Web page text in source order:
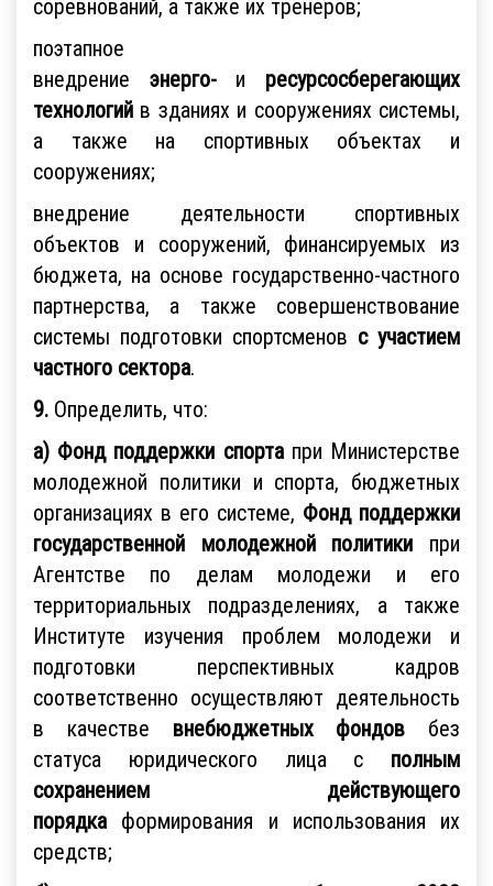
соревнований, а также их тренеров;
поэтапное
внедрение энерго- и ресурсосберегающих
технологий в зданиях и сооружениях системы,
а также на спортивных объектах и
сооружениях;
внедрение деятельности спортивных
объектов и сооружений, финансируемых из
бюджета, на основе государственно-частного
партнерства, а также совершенствование
системы подготовки спортсменов с участием
частного сектора.
9. Определить, что:
а) Фонд поддержки спортапри Министерстве
молодежной политики и спорта, бюджетных
организациях в его системе, Фонд поддержки
государственной молодежной политики при
Агентстве по делам молодежи и его
территориальных подразделениях, а также
Институте изучения проблем молодежи и
подготовки перспективных кадров
соответственно осуществляют деятельность
в качестве внебюджетных фондов без
статуса юридического лица с полным
сохранением действующего
порядка формирования и использования их
средств;